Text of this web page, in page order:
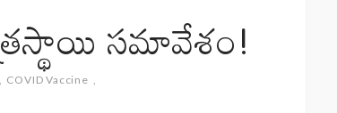
సమావేశం!
COVID Vaccine